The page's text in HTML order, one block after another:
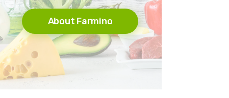
About Farmino